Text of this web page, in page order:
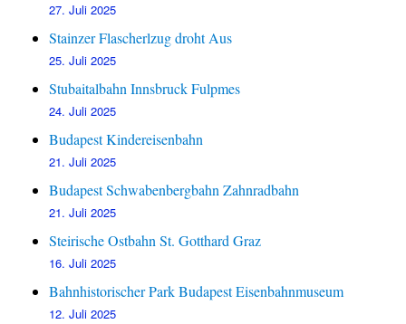
27. Juli 2025
Stainzer Flascherlzug droht Aus
25. Juli 2025
Stubaitalbahn Innsbruck Fulpmes
24. Juli 2025
Budapest Kindereisenbahn
21. Juli 2025
Budapest Schwabenbergbahn Zahnradbahn
21. Juli 2025
Steirische Ostbahn St. Gotthard Graz
16. Juli 2025
Bahnhistorischer Park Budapest Eisenbahnmuseum
12. Juli 2025